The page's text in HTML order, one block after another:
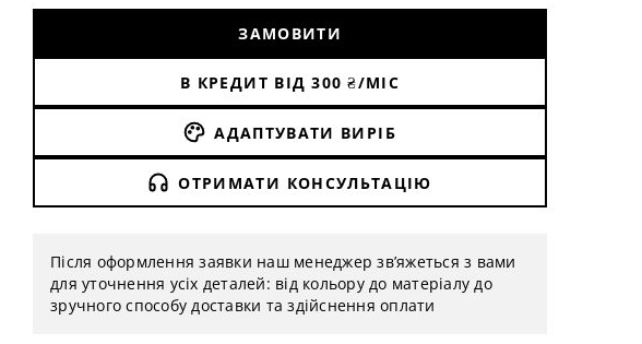
ЗАМОВИТИ
В КРЕДИТ ВІД 300 ₴/МІС
АДАПТУВАТИ ВИРІБ
ОТРИМАТИ КОНСУЛЬТАЦІЮ
Після оформлення заявки наш менеджер зв’яжеться з вами
для уточнення усіх деталей: від кольору до матеріалу до
зручного способу доставки та здійснення оплати